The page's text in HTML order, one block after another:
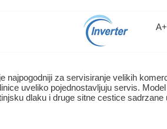
A+
najpogodniji za servisiranje velikih
uveliko pojednostavljuju servis.
dlaku i druge sitne cestice sadrzane